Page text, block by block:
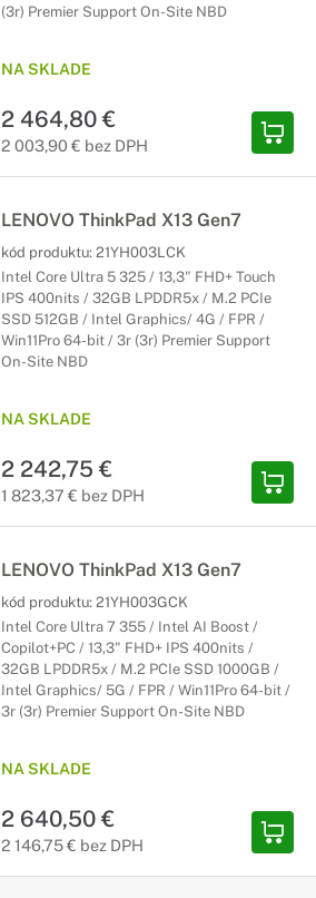
(3r) Premier Support On-Site NBD
NA SKLADE
2 464,80 €
2 003,90 € bez DPH
LENOVO ThinkPad X13 Gen7
kód produktu: 21YH003LCK
Intel Core Ultra 5 325 / 13,3" FHD+ Touch
IPS 400nits / 32GB LPDDR5x / M.2 PCIe
SSD 512GB / Intel Graphics/ 4G / FPR /
Win11Pro 64-bit / 3r (3r) Premier Support
On-Site NBD
NA SKLADE
2 242,75 €
1 823,37 € bez DPH
LENOVO ThinkPad X13 Gen7
kód produktu: 21YH003GCK
Intel Core Ultra 7 355 / Intel AI Boost /
Copilot+PC / 13,3" FHD+ IPS 400nits /
32GB LPDDR5x / M.2 PCIe SSD 1000GB /
Intel Graphics/ 5G / FPR / Win11Pro 64-bit /
3r (3r) Premier Support On-Site NBD
NA SKLADE
2 640,50 €
2 146,75 € bez DPH